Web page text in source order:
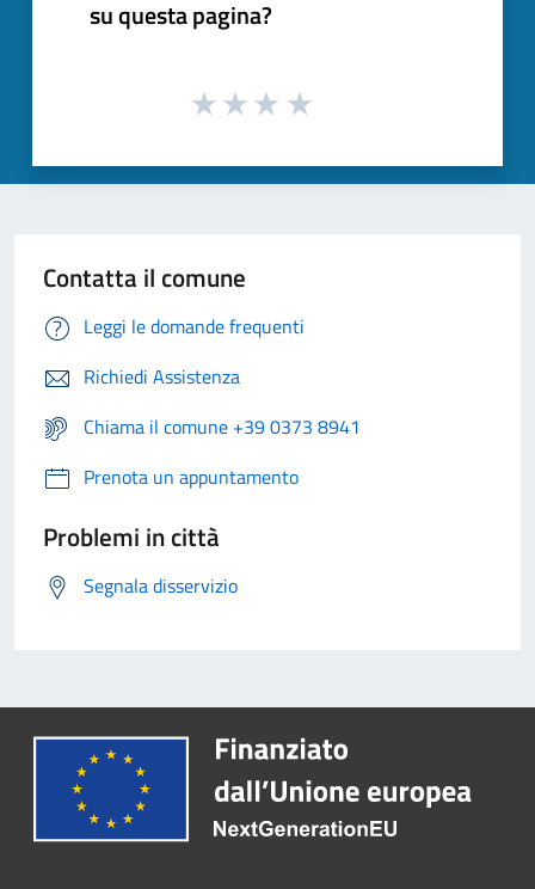
su questa pagina?
Contatta il comune
Leggi le domande frequenti
Richiedi Assistenza
Chiama il comune +39 0373 8941
Prenota un appuntamento
Problemi in città
Segnala disservizio